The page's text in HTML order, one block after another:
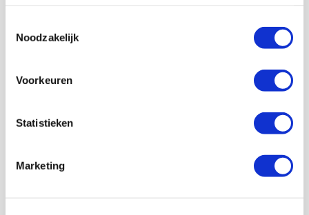
Noodzakelijk
Voorkeuren
Statistieken
Marketing
from across Europe have issued a joint
statement in opposition to a European